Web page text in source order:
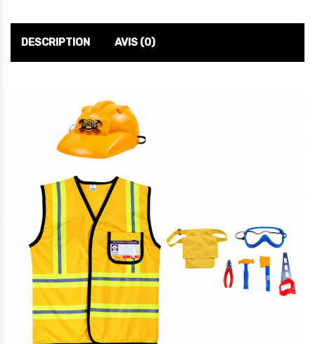
DESCRIPTION AVIS (0)